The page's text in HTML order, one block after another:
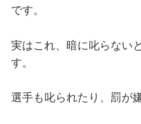
です。
実はこれ、暗に叱らない
す。
選手も叱られたり、罰が